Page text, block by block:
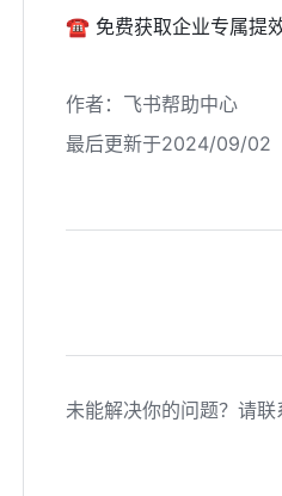
☎️ 免费获取企业专属提
作者 ： 飞书帮助中心
最后更新于2024/09/02
未能解决你的问题？请联